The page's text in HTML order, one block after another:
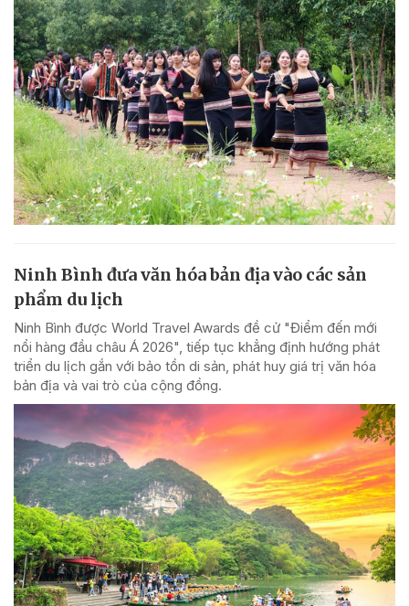
Ninh Bình đưa văn hóa bản địa vào các sản
phẩm du lịch
Ninh Bình được World Travel Awards đề cử "Điểm đến mới
nổi hàng đầu châu Á 2026", tiếp tục khẳng định hướng phát
triển du lịch gắn với bảo tồn di sản, phát huy giá trị văn hóa
bản địa và vai trò của cộng đồng.